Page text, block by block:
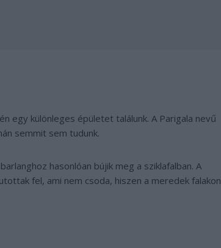
egy különleges épületet találunk. A Parigala nevű
semmit sem tudunk.
hasonlóan bújik meg a sziklafalban. A
fel, ami nem csoda, hiszen a meredek falakon